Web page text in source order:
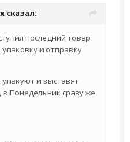
сказал:
последний товар
и отправку
и выставят
в Понедельник сразу же